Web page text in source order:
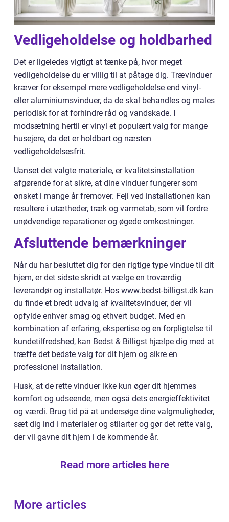
Vedligeholdelse og holdbarhed
Det er ligeledes vigtigt at tænke på, hvor meget
vedligeholdelse du er villig til at påtage dig. Trævinduer
kræver for eksempel mere vedligeholdelse end vinyl-
eller aluminiumsvinduer, da de skal behandles og males
periodisk for at forhindre råd og vandskade. I
modsætning hertil er vinyl et populært valg for mange
husejere, da det er holdbart og næsten
vedligeholdelsesfrit.
Uanset det valgte materiale, er kvalitetsinstallation
afgørende for at sikre, at dine vinduer fungerer som
ønsket i mange år fremover. Fejl ved installationen kan
resultere i utætheder, træk og varmetab, som vil fordre
unødvendige reparationer og øgede omkostninger.
Afsluttende bemærkninger
Når du har besluttet dig for den rigtige type vindue til dit
hjem, er det sidste skridt at vælge en troværdig
leverandør og installatør. Hos www.bedst-billigst.dk kan
du finde et bredt udvalg af kvalitetsvinduer, der vil
opfylde enhver smag og ethvert budget. Med en
kombination af erfaring, ekspertise og en forpligtelse til
kundetilfredshed, kan Bedst & Billigst hjælpe dig med at
træffe det bedste valg for dit hjem og sikre en
professionel installation.
Husk, at de rette vinduer ikke kun øger dit hjemmes
komfort og udseende, men også dets energieffektivitet
og værdi. Brug tid på at undersøge dine valgmuligheder,
sæt dig ind i materialer og stilarter og gør det rette valg,
der vil gavne dit hjem i de kommende år.
Read more articles here
More articles